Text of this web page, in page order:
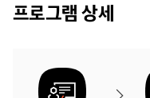
상세
프로그램 상세